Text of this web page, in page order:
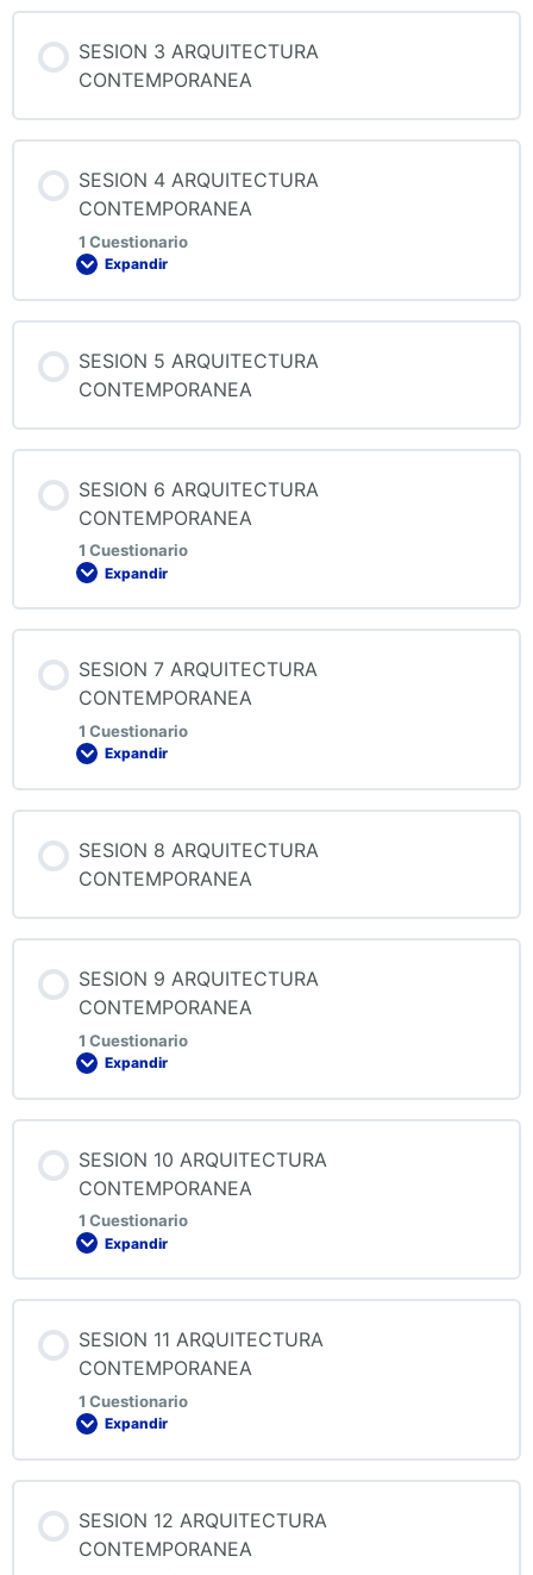
QUIZ 2 ARQUITECTURA CONTEMPORANEA
SESION 3 ARQUITECTURA
CONTEMPORANEA
SESION 4 ARQUITECTURA
CONTEMPORANEA
1 Cuestionario
Expandir
QUIZ 4 ARQUITECTURA CONTEMPORANEA
SESION 5 ARQUITECTURA
CONTEMPORANEA
SESION 6 ARQUITECTURA
CONTEMPORANEA
1 Cuestionario
Expandir
QUIZ 6 ARQUITECTURA CONTEMPORANEA
SESION 7 ARQUITECTURA
CONTEMPORANEA
1 Cuestionario
Expandir
QUIZ 7 ARQUITECTURA CONTEMPORANEA
SESION 8 ARQUITECTURA
CONTEMPORANEA
SESION 9 ARQUITECTURA
CONTEMPORANEA
1 Cuestionario
Expandir
QUIZ 9 ARQUITECTURA CONTEMPORANEA
SESION 10 ARQUITECTURA
CONTEMPORANEA
1 Cuestionario
Expandir
QUIZ 10 ARQUITECTURA CONTEMPORANEA
SESION 11 ARQUITECTURA
CONTEMPORANEA
1 Cuestionario
Expandir
SESION 12 ARQUITECTURA
CONTEMPORANEA